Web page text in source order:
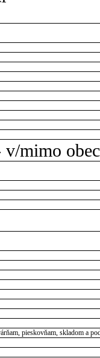
v/mimo obec
pieskovňam, skladom a